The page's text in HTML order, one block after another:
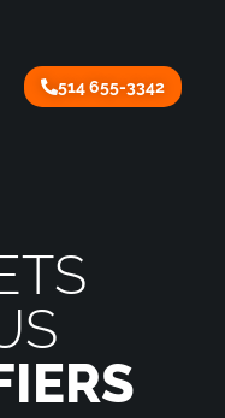
514 655-3342